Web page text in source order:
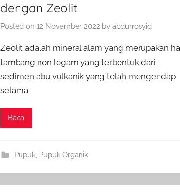
dengan Zeolit
Posted on12 November 2022 byabdurrosyid
Zeolit adalah mineral alam yang merupakan
tambang non logam yang terbentuk dari
sedimen abu vulkanik yang telah mengendap
selama
Baca
Pupuk, Pupuk Organik